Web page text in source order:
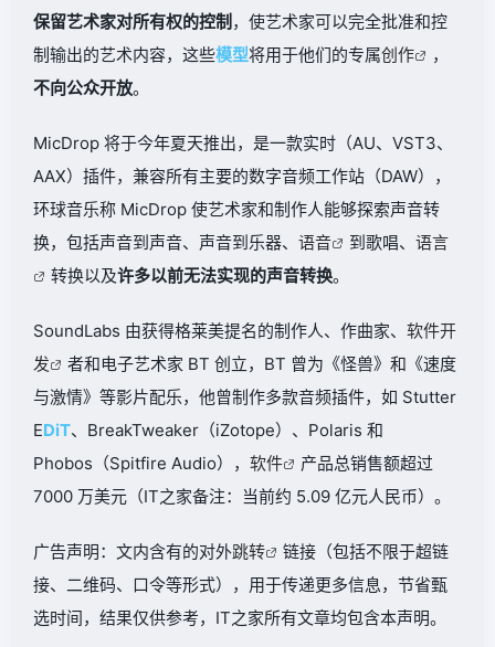
保留艺术家对所有权的控制 ，使艺术家可以完全批准和控
制输出的艺术内容，这些模型将用于他们的专属创作
，
不向公众开放。
MicDrop 将于今年夏天推出，是一款实时（AU、VST3、
AAX）插件，兼容所有主要的数字音频工作站（DAW），
环球音乐称 MicDrop 使艺术家和制作人能够探索声音转
换，包括声音到声音、声音到乐器、 语音 到歌唱、 语言
转换以及许多以前无法实现的声音转换。
SoundLabs 由获得格莱美提名的制作人、作曲家、 软件开
发
者和电子艺术家 BT 创立，BT 曾为《怪兽》和《速度
与激情》等影片配乐，他曾制作多款音频插件，如 Stutter
EDiT、BreakTweaker（iZotope）、Polaris 和
Phobos（Spitfire Audio）， 软件
产品总销售额超过
7000 万美元（IT之家备注：当前约 5.09 亿元人民币）。
广告声明：文内含有的对外跳转
链接（包括不限于超链
接、二维码、口令等形式），用于传递更多信息，节省甄
选时间，结果仅供参考，IT之家所有文章均包含本声明。